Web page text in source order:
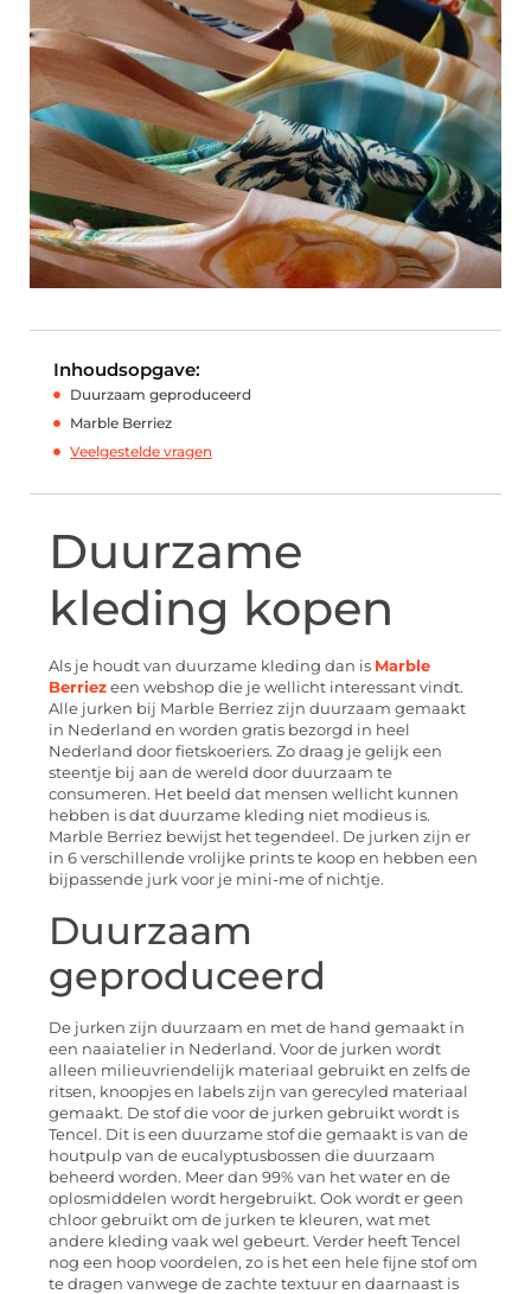
Inhoudsopgave:
Duurzaam geproduceerd
Marble Berriez
Veelgestelde vragen
Duurzame
kleding kopen
Als je houdt van duurzame kleding dan is Marble
Berriez een webshop die je wellicht interessant vindt.
Alle jurken bij Marble Berriez zijn duurzaam gemaakt
in Nederland en worden gratis bezorgd in heel
Nederland door fietskoeriers. Zo draag je gelijk een
steentje bij aan de wereld door duurzaam te
consumeren. Het beeld dat mensen wellicht kunnen
hebben is dat duurzame kleding niet modieus is.
Marble Berriez bewijst het tegendeel. De jurken zijn er
in 6 verschillende vrolijke prints te koop en hebben een
bijpassende jurk voor je mini-me of nichtje.
Duurzaam
geproduceerd
De jurken zijn duurzaam en met de hand gemaakt in
een naaiatelier in Nederland. Voor de jurken wordt
alleen milieuvriendelijk materiaal gebruikt en zelfs de
ritsen, knoopjes en labels zijn van gerecyled materiaal
gemaakt. De stof die voor de jurken gebruikt wordt is
Tencel. Dit is een duurzame stof die gemaakt is van de
houtpulp van de eucalyptusbossen die duurzaam
beheerd worden. Meer dan 99% van het water en de
oplosmiddelen wordt hergebruikt. Ook wordt er geen
chloor gebruikt om de jurken te kleuren, wat met
andere kleding vaak wel gebeurt. Verder heeft Tencel
nog een hoop voordelen, zo is het een hele fijne stof om
te dragen vanwege de zachte textuur en daarnaast is